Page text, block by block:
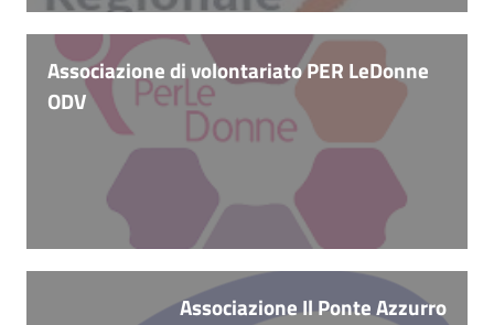
Casa
Decentrate
Associazione di volontariato PER LeDonne
ODV
Associazione Il Ponte Azzurro